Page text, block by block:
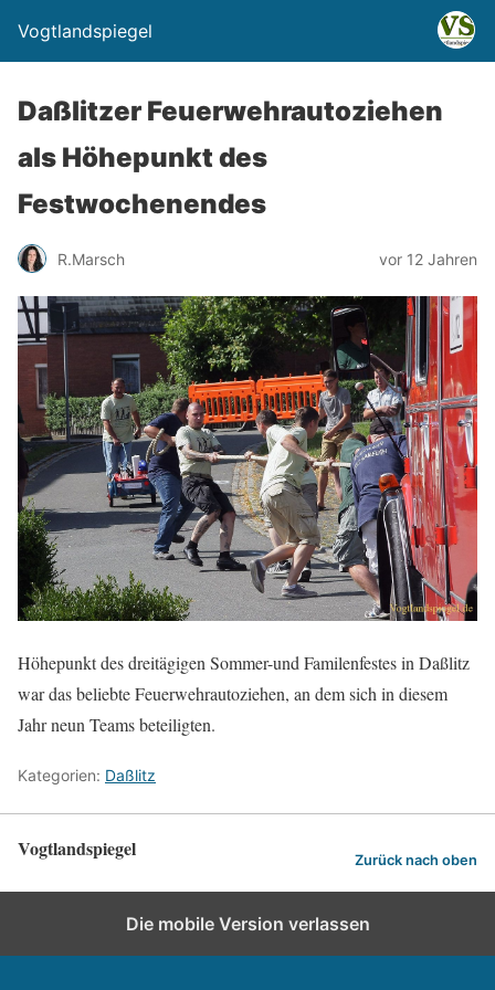
Vogtlandspiegel
Daßlitzer Feuerwehrautoziehen
als Höhepunkt des
Festwochenendes
R.Marsch vor 12 Jahren
Höhepunkt des dreitägigen Sommer-und Familenfestes in Daßlitz
war das beliebte Feuerwehrautoziehen, an dem sich in diesem
Jahr neun Teams beteiligten.
Kategorien: Daßlitz
Vogtlandspiegel Zurück nach oben
Die mobile Version verlassen